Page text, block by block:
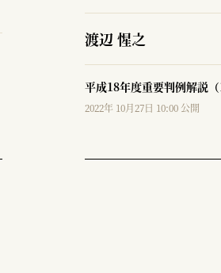
渡辺 惺之
平成18年度重要判例解説
2022年 10月27日 10:00 公開